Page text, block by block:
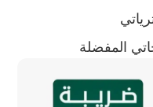
المفضلة